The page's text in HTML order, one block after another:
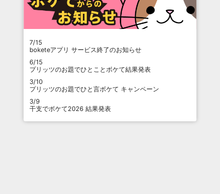
7/15
boketeアプリ サービス終了のお知らせ
6/15
プリッツのお題でひとことボケて結果発表
3/10
プリッツのお題でひと言ボケて キャンペーン
3/9
干支でボケて2026 結果発表